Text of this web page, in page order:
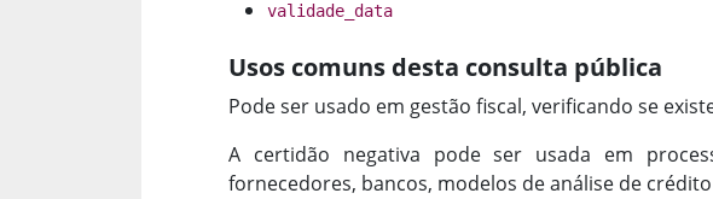
validade_data
Usos comuns desta consulta pública
Pode ser usado em gestão fiscal, verificando se
A certidão negativa pode ser usada em
fornecedores, bancos, modelos de análise de